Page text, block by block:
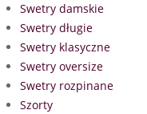
Swetry damskie
Swetry długie
Swetry klasyczne
Swetry oversize
Swetry rozpinane
Szorty